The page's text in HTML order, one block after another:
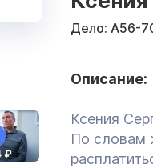
Дело: А56-
Описание:
Ксения
По словам